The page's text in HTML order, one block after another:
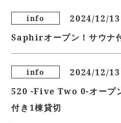
info
2024/12/13
Saphirオープン！サウナ
info
2024/12/13
520 -Five Two 0-オープ
付き1棟貸切